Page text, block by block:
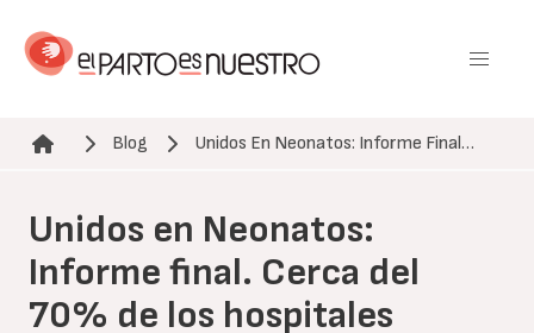
contenido
Ruta de navegación
Blog Unidos En Neonatos: Informe Final…
Unidos en Neonatos:
Informe final. Cerca del
70% de los hospitales